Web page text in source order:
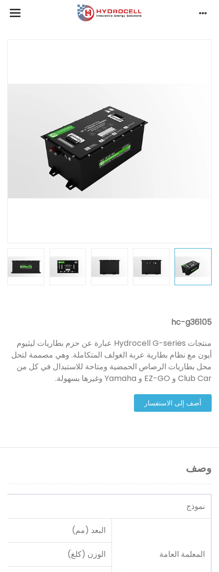
hc-g36105
منتجات Hydrocell G-series عبارة عن حزم بطاريات ليثيوم
أيون مع نظام بطارية عربة الغولف المتكاملة. وهي مصممة لتحل
محل بطاريات الرصاص الحمضية ومتاحة للاستبدال في كل من
Club Car و EZ-GO و Yamaha وغيرها بسهولة.
أضف إلى الاستفسار
وصف
نموذج
المعلمة العامة
البعد (مم)
الوزن (كلغ)